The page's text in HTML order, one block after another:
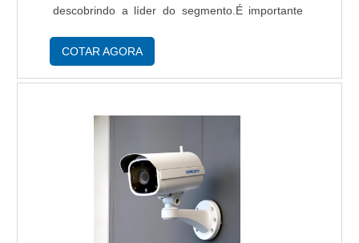
descobrindo a líder do segmento.É importante
por empresas especializadas no segmento. Esse
elaboradas. Assim, é possível poupar gastos
desnecessários que podem ser direcionados a
outras áreas mais importantes.INFORMAÇÕES
SOBRE CONTROLE DE ACESSO COM
LEITURA FACIALSe alguém procurar por
controle de acesso leitura facial em uma
COTAR AGORA